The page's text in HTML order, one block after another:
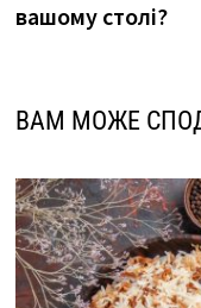
вашому столі?
ВАМ МОЖЕ